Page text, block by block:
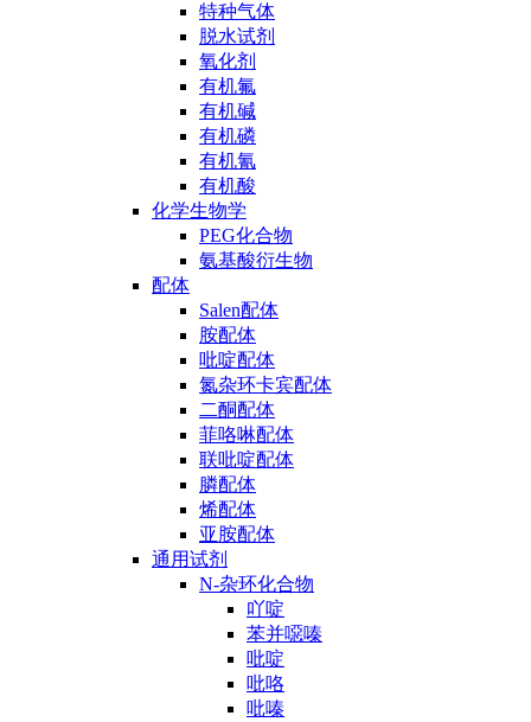
特种气体
脱水试剂
氧化剂
有机氟
有机碱
有机磷
有机氰
有机酸
化学生物学
PEG化合物
氨基酸衍生物
配体
Salen配体
胺配体
吡啶配体
氮杂环卡宾配体
二酮配体
菲咯啉配体
联吡啶配体
膦配体
烯配体
亚胺配体
通用试剂
N-杂环化合物
吖啶
苯并噁嗪
吡啶
吡咯
吡嗪